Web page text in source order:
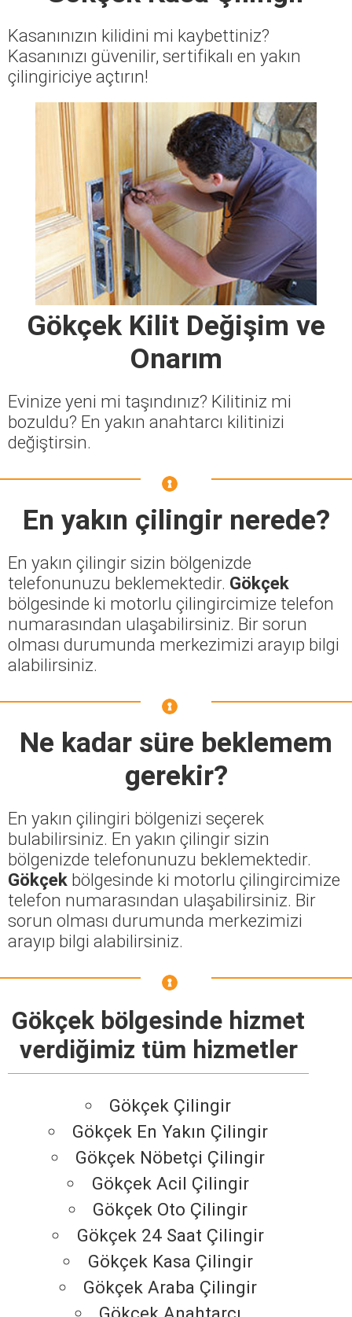
Kasanınızın kilidini mi kaybettiniz?
Kasanınızı güvenilir, sertifikalı en yakın
çilingiriciye açtırın!
Gökçek Kilit Değişim ve
Onarım
Evinize yeni mi taşındınız? Kilitiniz mi
bozuldu? En yakın anahtarcı kilitinizi
değiştirsin.
En yakın çilingir nerede?
En yakın çilingir sizin bölgenizde
telefonunuzu beklemektedir. Gökçek
bölgesinde ki motorlu çilingircimize telefon
numarasından ulaşabilirsiniz. Bir sorun
olması durumunda merkezimizi arayıp bilgi
alabilirsiniz.
Ne kadar süre beklemem
gerekir?
En yakın çilingiri bölgenizi seçerek
bulabilirsiniz. En yakın çilingir sizin
bölgenizde telefonunuzu beklemektedir.
Gökçek bölgesinde ki motorlu çilingircimize
telefon numarasından ulaşabilirsiniz. Bir
sorun olması durumunda merkezimizi
arayıp bilgi alabilirsiniz.
Gökçek bölgesinde hizmet
verdiğimiz tüm hizmetler
Gökçek Çilingir
Gökçek En Yakın Çilingir
Gökçek Nöbetçi Çilingir
Gökçek Acil Çilingir
Gökçek Oto Çilingir
Gökçek 24 Saat Çilingir
Gökçek Kasa Çilingir
Gökçek Araba Çilingir